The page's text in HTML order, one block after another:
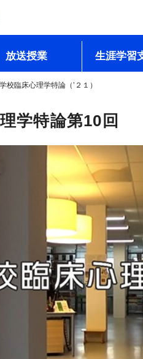
放送授業 生涯学習
学校臨床心理学特論（’２１）
学特論第10回